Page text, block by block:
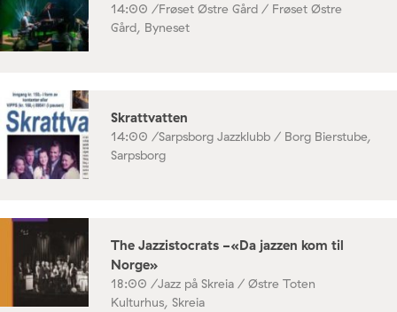
14:00 /Frøset Østre Gård / Frøset Østre
Gård, Byneset
Skrattvatten
14:00 /Sarpsborg Jazzklubb / Borg Bierstube,
Sarpsborg
The Jazzistocrats -«Da jazzen kom til
Norge»
18:00 /Jazz på Skreia / Østre Toten
Kulturhus, Skreia